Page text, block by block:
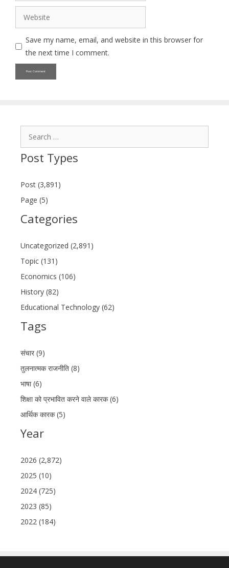
Website
Save my name, email, and website in this browser for
the next time I comment.
Post Types
Post (3,891)
Page (5)
Categories
Uncategorized (2,891)
Topic (131)
Economics (106)
History (82)
Educational Technology (62)
Tags
संचार (9)
तुलनात्मक राजनीति (8)
भाषा (6)
शिक्षा को प्रभावित करने वाले कारक (6)
आर्थिक कारक (5)
Year
2026 (2,872)
2025 (10)
2024 (725)
2023 (85)
2022 (184)